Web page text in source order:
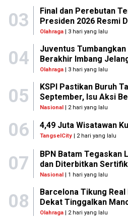
03
Final dan Perebutan
Presiden 2026 Resmi
Olahraga| 3 hari yang lalu
04
Juventus
Berakhir Imbang
Olahraga| 3 hari yang lalu
05
KSPI Pastikan Buruh
September, Isu Aksi
Nasional| 2 hari yang lalu
06 4,49 Juta Wisatawan
TangselCity | 2 hari yang lalu
07
BPN Batam Tegaskan
dan Diterbitkan
Nasional| 1 hari yang lalu
08
Barcelona Tikung
Dekat Tinggalkan
Olahraga| 2 hari yang lalu